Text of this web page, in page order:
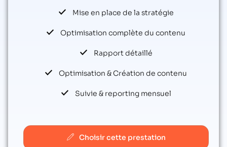
Mise en place de la stratégie
Optimisation complète du contenu
Rapport détaillé
Optimisation & Création de contenu
Suivie & reporting mensuel
Choisir cette prestation